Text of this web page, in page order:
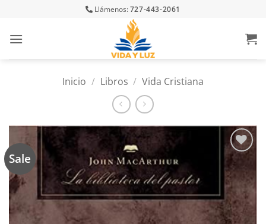
content
Llámenos:727-443-2061
Inicio / Libros / Vida Cristiana
Sale
Añadir
a la
lista
de
deseos